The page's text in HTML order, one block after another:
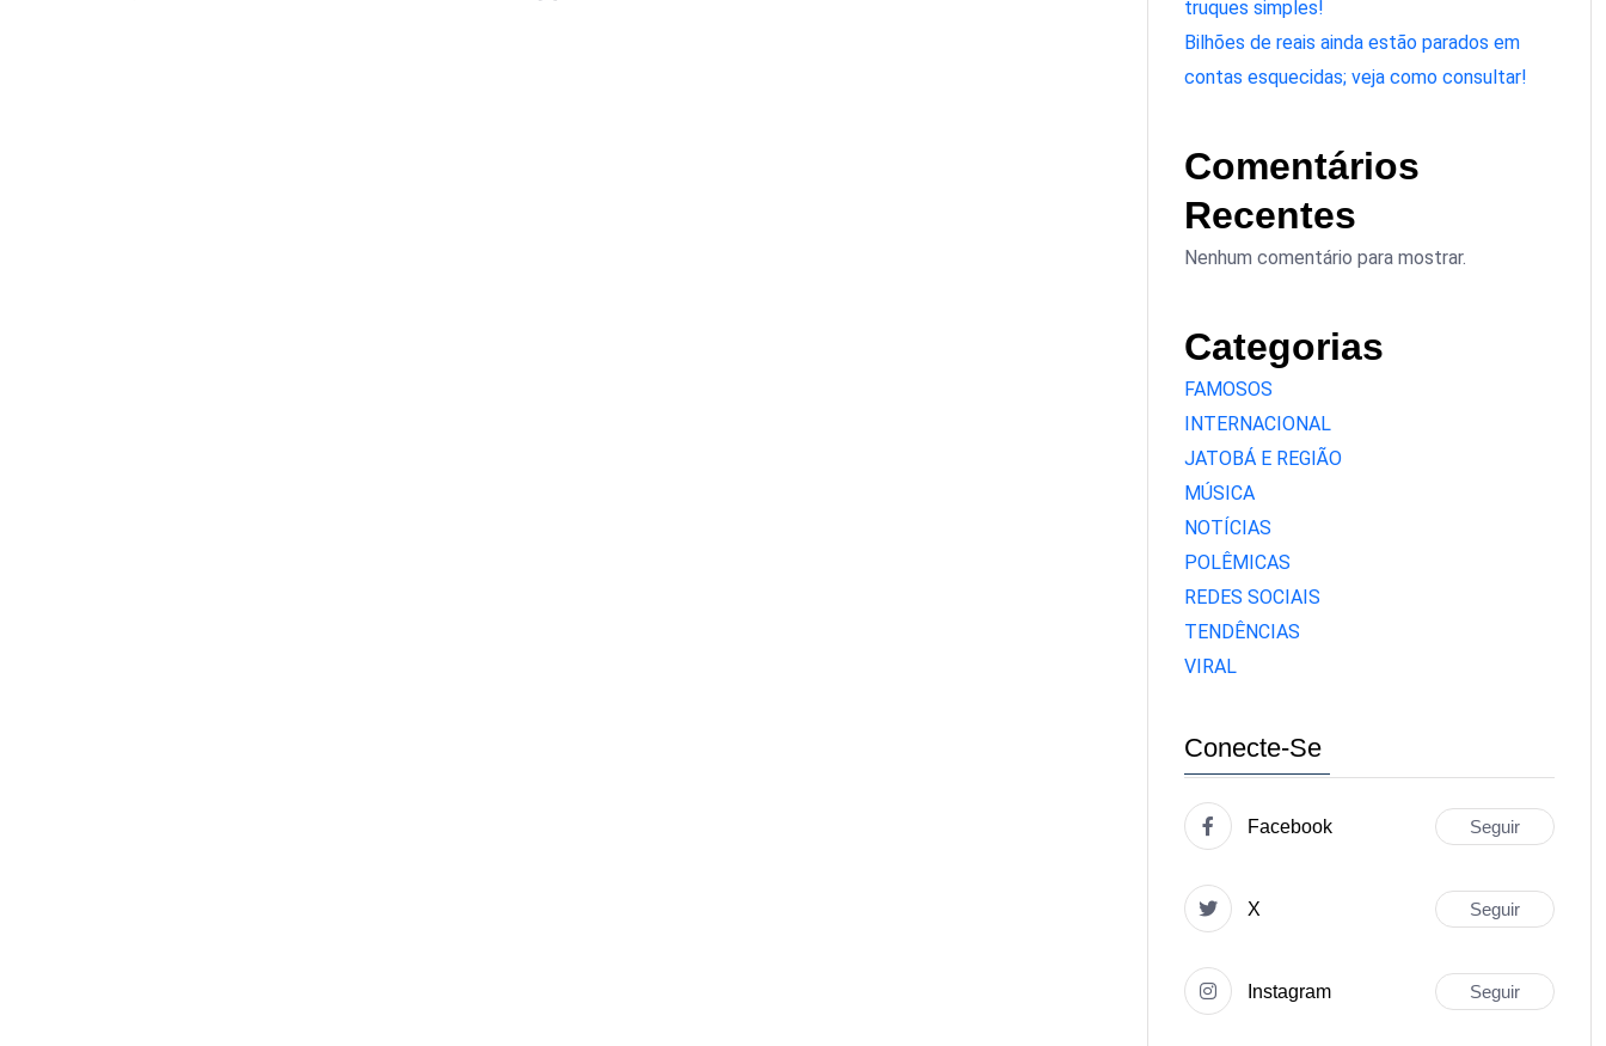
truques simples!
Bilhões de reais ainda estão parados em
contas esquecidas; veja como consultar!
Comentários
Recentes
Nenhum comentário para mostrar.
Categorias
FAMOSOS
INTERNACIONAL
JATOBÁ E REGIÃO
MÚSICA
NOTÍCIAS
POLÊMICAS
REDES SOCIAIS
TENDÊNCIAS
VIRAL
Conecte-Se
Facebook Seguir
X Seguir
Instagram Seguir